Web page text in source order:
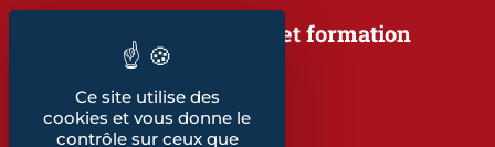
Notre offre de services et formation
Notre offre de services
Notre dépliant formation
Les indicateurs
Ce site utilise des
cookies et vous donne le
contrôle sur ceux que